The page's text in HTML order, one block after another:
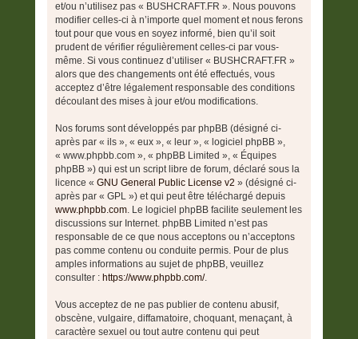
et/ou n’utilisez pas « BUSHCRAFT.FR ». Nous pouvons
modifier celles-ci à n’importe quel moment et nous ferons
tout pour que vous en soyez informé, bien qu’il soit
prudent de vérifier régulièrement celles-ci par vous-
même. Si vous continuez d’utiliser « BUSHCRAFT.FR »
alors que des changements ont été effectués, vous
acceptez d’être légalement responsable des conditions
découlant des mises à jour et/ou modifications.
Nos forums sont développés par phpBB (désigné ci-
après par « ils », « eux », « leur », « logiciel phpBB »,
« www.phpbb.com », « phpBB Limited », « Équipes
phpBB ») qui est un script libre de forum, déclaré sous la
licence « GNU General Public License v2 » (désigné ci-
après par « GPL ») et qui peut être téléchargé depuis
www.phpbb.com. Le logiciel phpBB facilite seulement les
discussions sur Internet. phpBB Limited n’est pas
responsable de ce que nous acceptons ou n’acceptons
pas comme contenu ou conduite permis. Pour de plus
amples informations au sujet de phpBB, veuillez
consulter : https://www.phpbb.com/.
Vous acceptez de ne pas publier de contenu abusif,
obscène, vulgaire, diffamatoire, choquant, menaçant, à
caractère sexuel ou tout autre contenu qui peut